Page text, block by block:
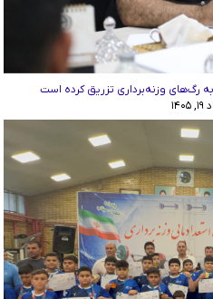
رگ‌های وزنه‌برداری تزریق کرده است